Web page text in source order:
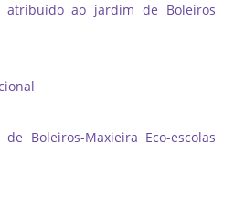
atribuído ao jardim de Boleiros
Boleiros-Maxieira Eco-escolas